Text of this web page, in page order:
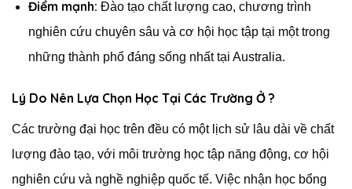
Điểm mạnh: Đào tạo chất lượng cao, chương trình
nghiên cứu chuyên sâu và cơ hội học tập tại một trong
những thành phố đáng sống nhất tại Australia.
Lý Do Nên Lựa Chọn Học Tại Các Trường Ở ?
Các trường đại học trên đều có một lịch sử lâu dài về chất
lượng đào tạo, với môi trường học tập năng động, cơ hội
nghiên cứu và nghề nghiệp quốc tế. Việc nhận học bổng